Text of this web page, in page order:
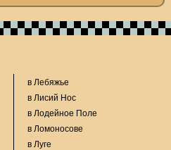
в Лебяжье
в Лисий Нос
в Лодейное Поле
в Ломоносове
в Луге